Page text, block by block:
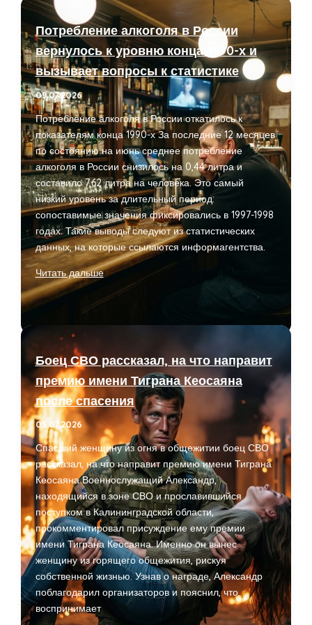
Потребление алкоголя в России
вернулось к уровню конца 1990-х и
вызывает вопросы к статистике
09.07.2026
Потребление алкоголя в России откатилось к
показателям конца 1990-х За последние 12 месяцев
по состоянию на июнь среднее потребление
алкоголя в России снизилось на 0,44 литра и
составило 7,62 литра на человека. Это самый
низкий уровень за длительный период:
сопоставимые значения фиксировались в 1997-1998
годах. Такие выводы следуют из статистических
данных, на которые ссылаются информагентства.
Потребление
алкоголя
в
вернулось
уровню
конца
1990-
х
и
вызывает
вопросы
к
статистике
Читать дальше
Боец СВО рассказал, на что направит
премию имени Тиграна Кеосаяна
после спасения
05.07.2026
Спасший женщину из огня в общежитии боец СВО
рассказал, на что направит премию имени Тиграна
Кеосаяна Военнослужащий Александр,
находящийся в зоне СВО и прославившийся
поступком в Калининградской области,
прокомментировал присуждение ему премии
имени Тиграна Кеосаяна. Именно он вынес
женщину из горящего общежития, рискуя
собственной жизнью. Узнав о награде, Александр
поблагодарил организаторов и пояснил, что
воспринимает